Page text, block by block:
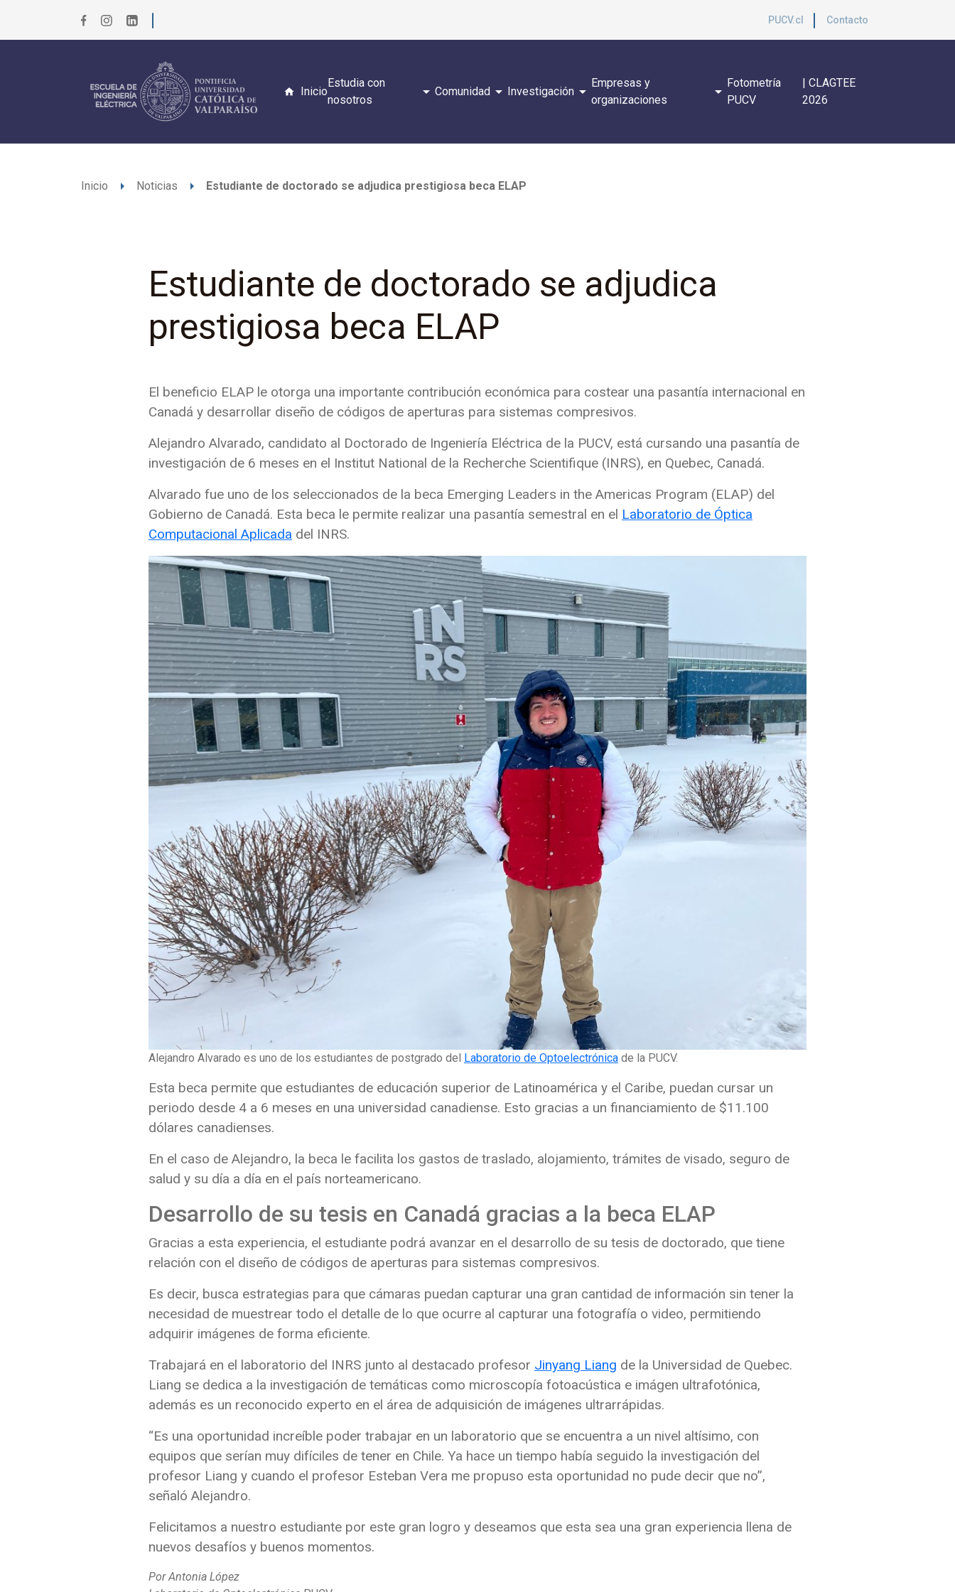
PUCV.cl Contacto
Inicio
Estudia con
nosotros
arrow_drop_down Comunidadarrow_drop_down Investigaciónarrow_drop_down
Empresas y
organizaciones
arrow_drop_down
Fotometría
PUCV
| CLAGTEE
2026
Inicio arrow_right Noticias arrow_right Estudiante de doctorado se adjudica prestigiosa beca ELAP
Estudiante de doctorado se adjudica
prestigiosa beca ELAP
El beneficio ELAP le otorga una importante contribución económica para costear una pasantía internacional en
Canadá y desarrollar diseño de códigos de aperturas para sistemas compresivos.
Alejandro Alvarado, candidato al Doctorado de Ingeniería Eléctrica de la PUCV, está cursando una pasantía de
investigación de 6 meses en el Institut National de la Recherche Scientifique (INRS), en Quebec, Canadá.
Alvarado fue uno de los seleccionados de la beca Emerging Leaders in the Americas Program (ELAP) del
Gobierno de Canadá. Esta beca le permite realizar una pasantía semestral en el Laboratorio de Óptica
Computacional Aplicada del INRS.
Alejandro Alvarado es uno de los estudiantes de postgrado del Laboratorio de Optoelectrónica de la PUCV.
Esta beca permite que estudiantes de educación superior de Latinoamérica y el Caribe, puedan cursar un
periodo desde 4 a 6 meses en una universidad canadiense. Esto gracias a un financiamiento de $11.100
dólares canadienses.
En el caso de Alejandro, la beca le facilita los gastos de traslado, alojamiento, trámites de visado, seguro de
salud y su día a día en el país norteamericano.
Desarrollo de su tesis en Canadá gracias a la beca ELAP
Gracias a esta experiencia, el estudiante podrá avanzar en el desarrollo de su tesis de doctorado, que tiene
relación con el diseño de códigos de aperturas para sistemas compresivos.
Es decir, busca estrategias para que cámaras puedan capturar una gran cantidad de información sin tener la
necesidad de muestrear todo el detalle de lo que ocurre al capturar una fotografía o video, permitiendo
adquirir imágenes de forma eficiente.
Trabajará en el laboratorio del INRS junto al destacado profesor Jinyang Liang de la Universidad de Quebec.
Liang se dedica a la investigación de temáticas como microscopía fotoacústica e imágen ultrafotónica,
además es un reconocido experto en el área de adquisición de imágenes ultrarrápidas.
“Es una oportunidad increíble poder trabajar en un laboratorio que se encuentra a un nivel altísimo, con
equipos que serían muy difíciles de tener en Chile. Ya hace un tiempo había seguido la investigación del
profesor Liang y cuando el profesor Esteban Vera me propuso esta oportunidad no pude decir que no”,
señaló Alejandro.
Felicitamos a nuestro estudiante por este gran logro y deseamos que esta sea una gran experiencia llena de
nuevos desafíos y buenos momentos.
Por Antonia López